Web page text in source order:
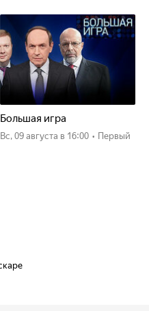
Большая игра
вс, 09 августа в 16:00 • Первый